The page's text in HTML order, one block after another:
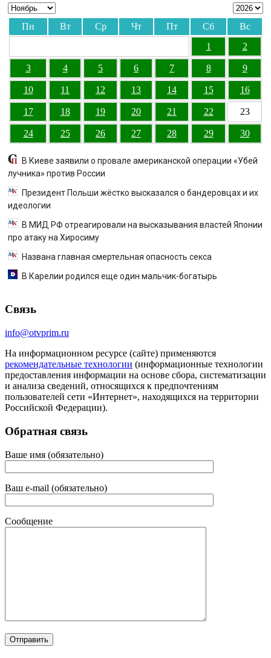
Пн Вт Ср Чт Пт Сб
Вс
1
2
3 4 5 6 7 8 9
10 11 12 13 14 15 16
17 18 19 20 21 22 23
24 25 26 27 28 29 30
В Киеве заявили о провале американской операции «Убей
лучника» против России
Президент Польши жёстко высказался о бандеровцах и их
идеологии
В МИД РФ отреагировали на высказывания властей Японии
про атаку на Хиросиму
Названа главная смертельная опасность секса
В Карелии родился еще один мальчик-богатырь
Связь
info@otvprim.ru
На информационном ресурсе (сайте) применяются
рекомендательные технологии (информационные технологии
предоставления информации на основе сбора, систематизации
и анализа сведений, относящихся к предпочтениям
пользователей сети «Интернет», находящихся на территории
Российской Федерации).
Обратная связь
Ваше имя (обязательно)
Ваш e-mail (обязательно)
Сообщение